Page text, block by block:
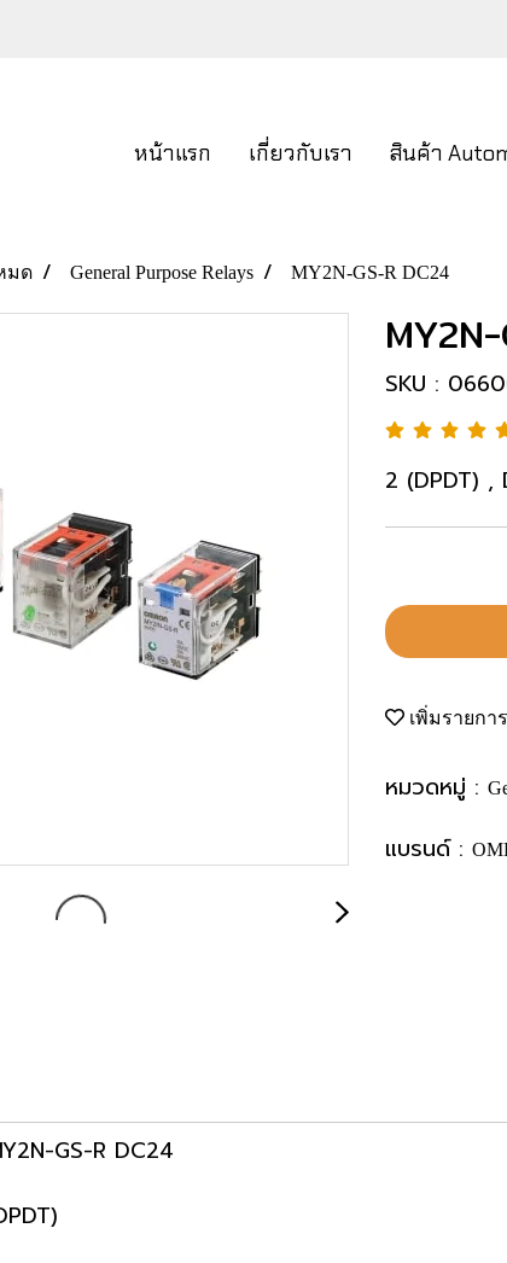
หน้าแรก เกี่ยวกับเรา สินค้า
มด General Purpose Relays MY2N-GS-R DC24
SKU :
2 (DPDT) ,
เพิ่มรายกา
หมวดหมู่ :
แบรนด์ :
GS-R DC24